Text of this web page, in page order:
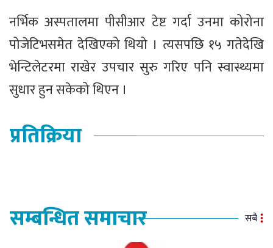
नर्भिक अस्पतालमा पीसीआर टेष्ट गर्दा उनमा कोरोना
पोजेटिभसमेत देखिएको थियो । त्य‍सपछि १५ गतेदेखि
भेन्टिलेटरमा राखेर उपचार सुरु गरिए पनि स्वास्थ्यमा
सुधार हुन सकेको थिएन ।
प्रतिक्रिया
सम्बन्धित समाचार सबै